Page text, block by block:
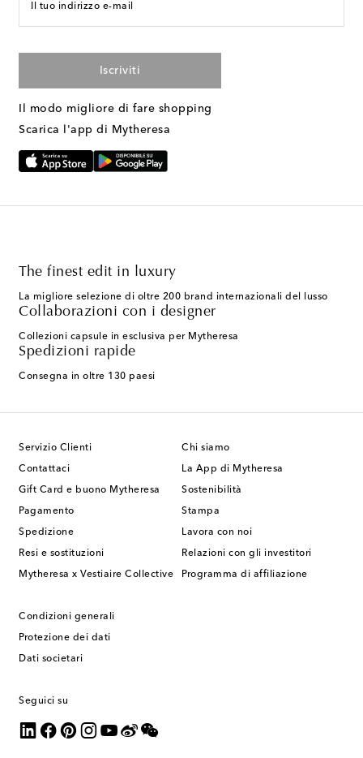
Il tuo indirizzo e-mail
Iscriviti
Il modo migliore di fare shopping
Scarica l'app di Mytheresa
The finest edit in luxury
La migliore selezione di oltre 200 brand internazionali del lusso
Collaborazioni con i designer
Collezioni capsule in esclusiva per Mytheresa
Spedizioni rapide
Consegna in oltre 130 paesi
Servizio Clienti
Contattaci
Gift Card e buono Mytheresa
Pagamento
Spedizione
Resi e sostituzioni
Mytheresa x Vestiaire Collective
Chi siamo
La App di Mytheresa
Sostenibilità
Stampa
Lavora con noi
Relazioni con gli investitori
Programma di affiliazione
Condizioni generali
Protezione dei dati
Dati societari
Seguici su